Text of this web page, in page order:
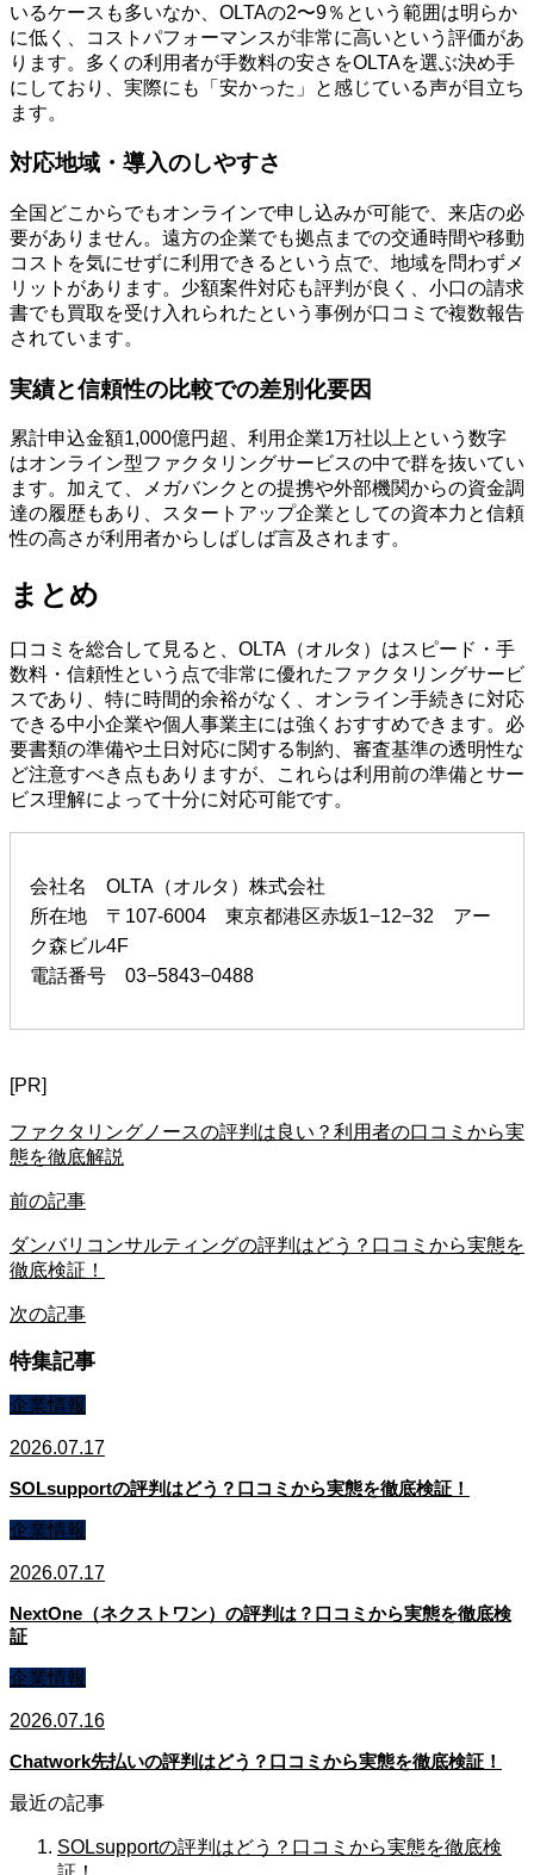
いるケースも多いなか、OLTAの2〜9％という範囲は明らか
に低く、コストパフォーマンスが非常に高いという評価があ
ります。多くの利用者が手数料の安さをOLTAを選ぶ決め手
にしており、実際にも「安かった」と感じている声が目立ち
ます。
対応地域・導入のしやすさ
全国どこからでもオンラインで申し込みが可能で、来店の必
要がありません。遠方の企業でも拠点までの交通時間や移動
コストを気にせずに利用できるという点で、地域を問わずメ
リットがあります。少額案件対応も評判が良く、小口の請求
書でも買取を受け入れられたという事例が口コミで複数報告
されています。
実績と信頼性の比較での差別化要因
累計申込金額1,000億円超、利用企業1万社以上という数字
はオンライン型ファクタリングサービスの中で群を抜いてい
ます。加えて、メガバンクとの提携や外部機関からの資金調
達の履歴もあり、スタートアップ企業としての資本力と信頼
性の高さが利用者からしばしば言及されます。
まとめ
口コミを総合して見ると、OLTA（オルタ）はスピード・手
数料・信頼性という点で非常に優れたファクタリングサービ
スであり、特に時間的余裕がなく、オンライン手続きに対応
できる中小企業や個人事業主には強くおすすめできます。必
要書類の準備や土日対応に関する制約、審査基準の透明性な
ど注意すべき点もありますが、これらは利用前の準備とサー
ビス理解によって十分に対応可能です。
会社名 OLTA（オルタ）株式会社
所在地 〒107-6004 東京都港区赤坂1−12−32 アー
ク森ビル4F
電話番号 03−5843−0488
[PR]
ファクタリングノースの評判は良い？利用者の口コミから実
態を徹底解説
前の記事
ダンバリコンサルティングの評判はどう？口コミから実態を
徹底検証！
次の記事
特集記事
企業情報
2026.07.17
SOLsupportの評判はどう？口コミから実態を徹底検証！
企業情報
2026.07.17
NextOne（ネクストワン）の評判は？口コミから実態を徹底検
証
企業情報
2026.07.16
Chatwork先払いの評判はどう？口コミから実態を徹底検証！
最近の記事
SOLsupportの評判はどう？口コミから実態を徹底検